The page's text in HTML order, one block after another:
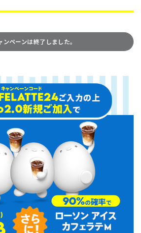
ンペーンは終了しました。